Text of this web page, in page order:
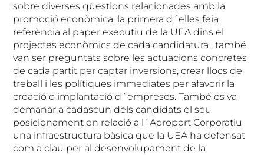
sobre diverses qüestions relacionades amb la
promoció econòmica; la primera d´elles feia
referència al paper executiu de la UEA dins el
projectes econòmics de cada candidatura , també
van ser preguntats sobre les actuacions concretes
de cada partit per captar inversions, crear llocs de
treball i les polítiques immediates per afavorir la
creació o implantació d´empreses. També es va
demanar a cadascun dels candidats el seu
posicionament en relació a l´Aeroport Corporatiu
una infraestructura bàsica que la UEA ha defensat
com a clau per al desenvolupament de la